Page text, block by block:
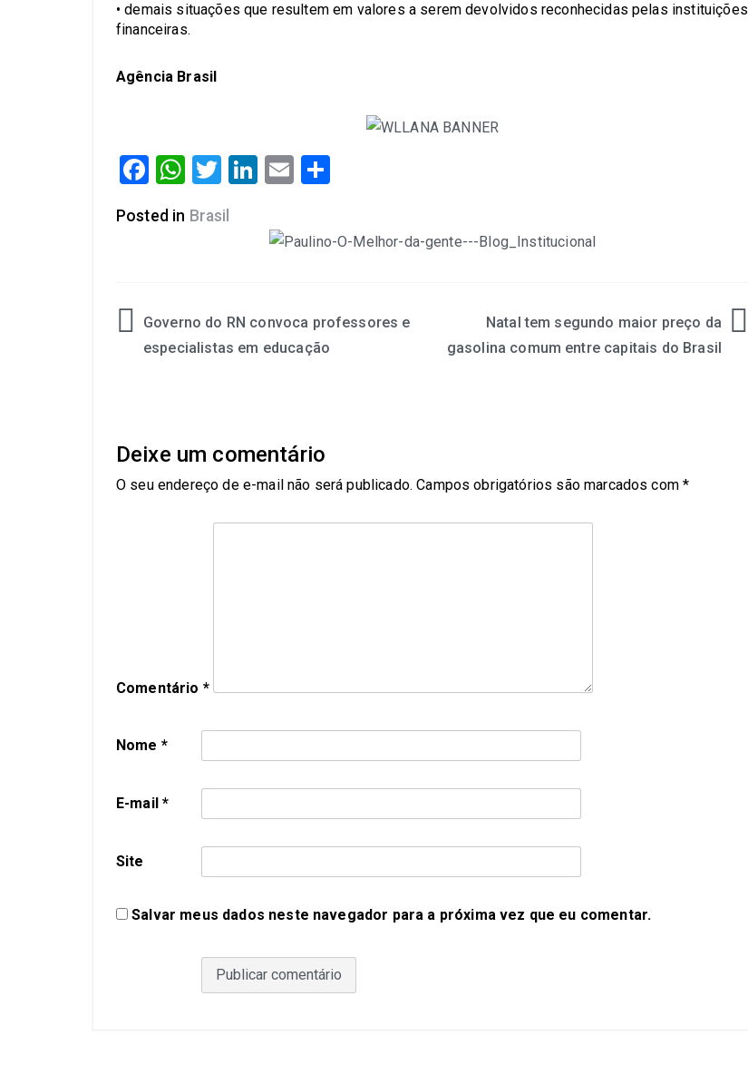
• demais situações que resultem em valores a serem devolvidos reconhecidas pelas instituições
financeiras.
Agência Brasil
Facebook
WhatsApp
Twitter
LinkedIn
Email
Posted in Brasil
Governo do RN convoca professores e
especialistas em educação
Natal tem segundo maior preço da
gasolina comum entre capitais do Brasil
Deixe um comentário
O seu endereço de e-mail não será publicado. Campos obrigatórios são marcados com*
Comentário *
Nome *
E-mail*
Site
Salvar meus dados neste navegador para a próxima vez que eu comentar.